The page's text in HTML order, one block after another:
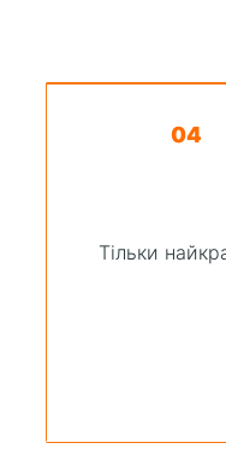
04
Тільки